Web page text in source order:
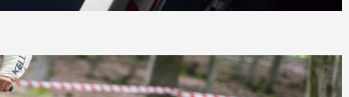
BRZDOVÉ PŘÍSLUŠENSTVÍ
LANKA, BOVDENY
NÁŘADÍ
PLÁŠTĚ
RUKOJETI
RÁFKY
SEDLA